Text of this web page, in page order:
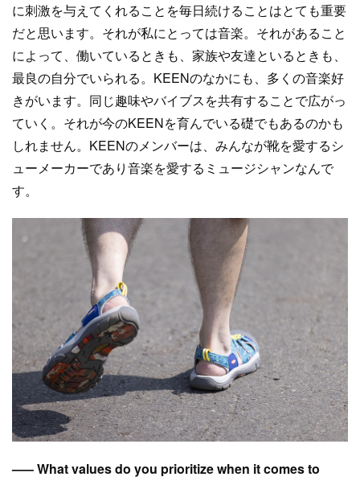
に刺激を与えてくれることを毎日続けることはとても重要
だと思います。それが私にとっては音楽。それがあること
によって、働いているときも、家族や友達といるときも、
最良の自分でいられる。KEENのなかにも、多くの音楽好
きがいます。同じ趣味やバイブスを共有することで広がっ
ていく。それが今のKEENを育んでいる礎でもあるのかも
しれません。KEENのメンバーは、みんなが靴を愛するシ
ューメーカーであり音楽を愛するミュージシャンなんで
す。
––– What values do you prioritize when it comes to